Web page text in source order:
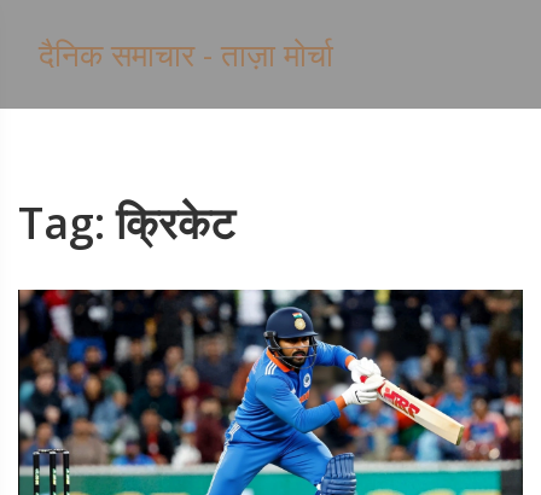
दैनिक समाचार - ताज़ा मोर्चा
Tag: क्रिकेट